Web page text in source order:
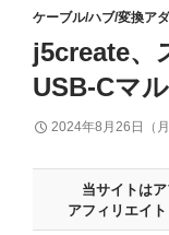
ケーブル/ハブ/変換ア
j5create、
USB-Cマ
2024年8月26日（
当サイトは
アフィリエイ